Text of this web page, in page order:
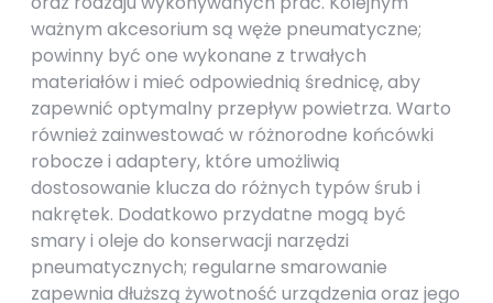
ważnym akcesorium są węże pneumatyczne;
powinny być one wykonane z trwałych
materiałów i mieć odpowiednią średnicę, aby
zapewnić optymalny przepływ powietrza. Warto
również zainwestować w różnorodne końcówki
robocze i adaptery, które umożliwią
dostosowanie klucza do różnych typów śrub i
nakrętek. Dodatkowo przydatne mogą być
smary i oleje do konserwacji narzędzi
pneumatycznych; regularne smarowanie
zapewnia dłuższą żywotność urządzenia oraz jego